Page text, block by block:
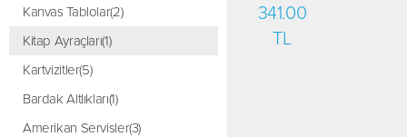
Kanvas Tablolar(2)
Kitap Ayraçları(1)
Kartvizitler(5)
Bardak Altlıkları(1)
Amerikan Servisler(3)
341.00
TL